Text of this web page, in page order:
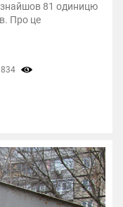
знайшов 81 одиницю
Про це